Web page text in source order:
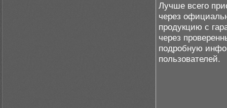
Лучше всего
через
продукцию с
через
подробную
пользователей.